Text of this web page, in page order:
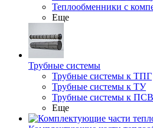
Теплообменники с
Еще
Трубные системы
Трубные системы к ТПГ
Трубные системы к ТУ
Трубные системы к ПСВ
Еще